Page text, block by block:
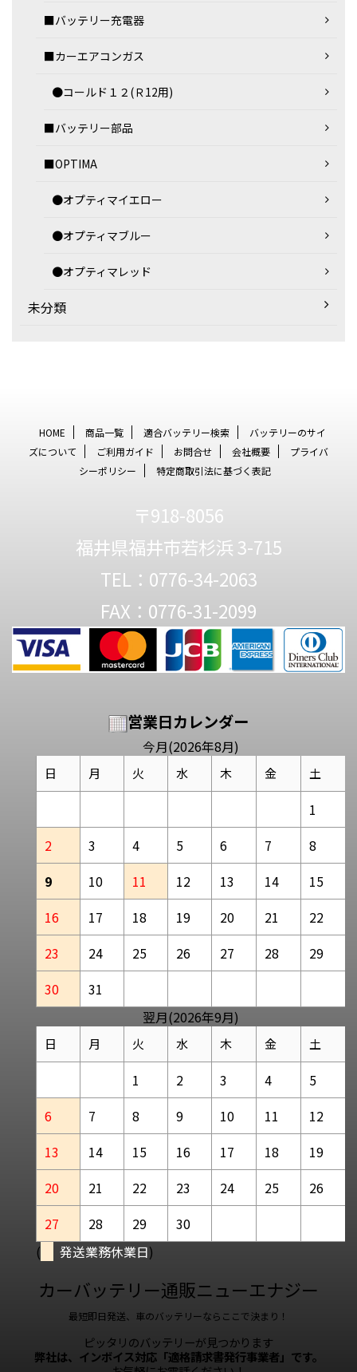
■バッテリー充電器
■カーエアコンガス
●コールド１２(Ｒ12用)
■バッテリー部品
■OPTIMA
●オプティマイエロー
●オプティマブルー
●オプティマレッド
未分類
HOME 商品一覧 適合バッテリー検索
バッテリーのサイ
ズについて
ご利用ガイド お問合せ 会社概要
プライバ
シーポリシー
特定商取引法に基づく表記
〒918-8056
福井県福井市若杉浜 3-715
TEL：0776-34-2063
FAX：0776-31-2099
営業日カレンダー
今月(2026年8月)
日 月 火 水 木 金 土
1
2
3 4 5 6 7
8
9
10 11 12 13 14
15
16
17 18 19 20 21
22
23
24 25 26 27 28
29
30
31
翌月(2026年9月)
日 月 火 水 木 金 土
1 2 3 4
5
6
7 8 9 10 11
12
13
14 15 16 17 18
19
20
21 22 23 24 25
26
27
28 29
30
(
発送業務休業日)
カーバッテリー通販ニューエナジー
最短即日発送、車のバッテリーならここで決まり！
ピッタリのバッテリーが見つかります
弊社は、インボイス対応「適格請求書発行事業者」です。